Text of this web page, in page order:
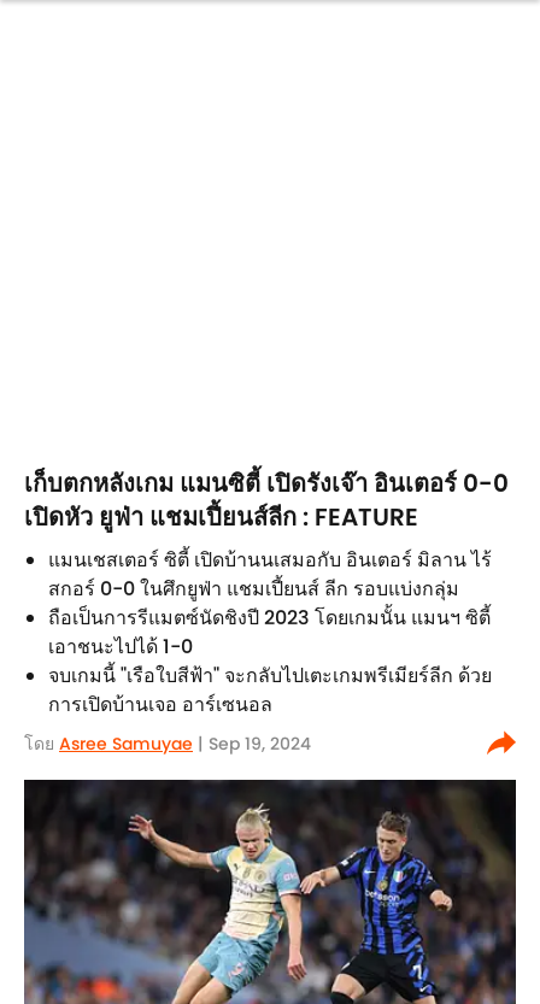
เก็บตกหลังเกม แมนซิตี้ เปิดรังเจ๊า อินเตอร์ 0-0
เปิดหัว ยูฟ่า แชมเปี้ยนส์ลีก : FEATURE
แมนเชสเตอร์ ซิตี้ เปิดบ้านนเสมอกับ อินเตอร์ มิลาน ไร้
สกอร์ 0-0 ในศึกยูฟ่า แชมเปี้ยนส์ ลีก รอบแบ่งกลุ่ม
ถือเป็นการรีแมตซ์นัดชิงปี 2023 โดยเกมนั้น แมนฯ ซิตี้
เอาชนะไปได้ 1-0
จบเกมนี้ "เรือใบสีฟ้า" จะกลับไปเตะเกมพรีเมียร์ลีก ด้วย
การเปิดบ้านเจอ อาร์เซนอล
โดย Asree Samuyae | Sep 19, 2024